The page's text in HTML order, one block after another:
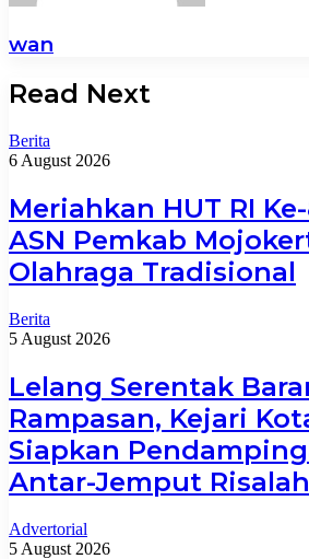
wan
Read Next
Berita
6 August 2026
Meriahkan HUT RI
ASN Pemkab
Olahraga Tradisional
Berita
5 August 2026
Lelang Serentak
Rampasan, Kejari
Siapkan
Antar-Jemput
Advertorial
5 August 2026